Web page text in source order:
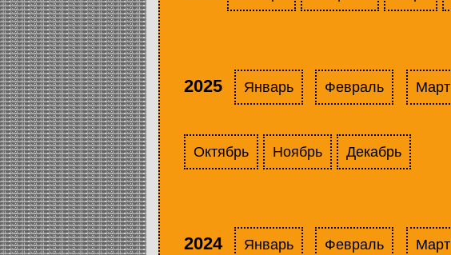
2025 Январь Февраль Март
Октябрь Ноябрь Декабрь
2024 Январь Февраль Март